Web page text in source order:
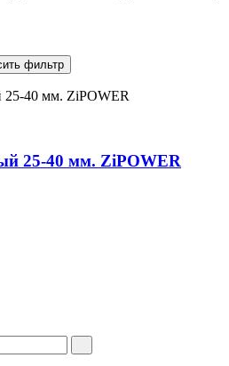
25-40 мм. ZiPOWER